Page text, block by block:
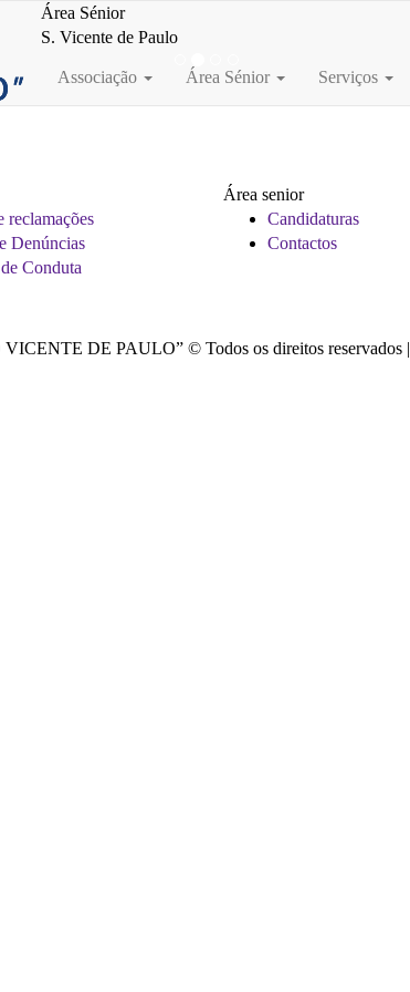
Área Sénior
S. Vicente de Paulo
Associação Área Sénior Serviços
reclamações
Denúncias
Conduta
Área senior
Candidaturas
Contactos
DE PAULO” © Todos os direitos reservados |